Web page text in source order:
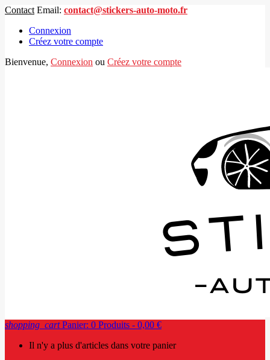
Contact Email: contact@stickers-auto-moto.fr
Connexion
Créez votre compte
Bienvenue, Connexion ou Créez votre compte
shopping_cart Panier: 0 Produits - 0,00 €
Il n'y a plus d'articles dans votre panier